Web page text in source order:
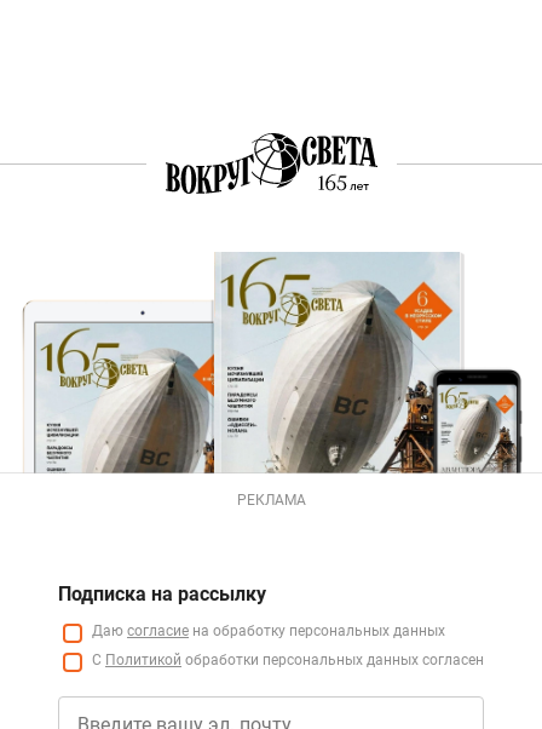
РЕКЛАМА
Подписка на рассылку
Даю согласие на обработку персональных данных
С Политикой обработки персональных данных согласен